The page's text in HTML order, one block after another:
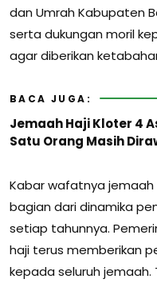
dan Umrah Kabupaten
serta dukungan moril
agar diberikan
BACA JUGA:
Jemaah Haji Kloter 4
Satu Orang Masih
Kabar wafatnya jemaah
bagian dari dinamika
setiap tahunnya.
haji terus memberikan
kepada seluruh